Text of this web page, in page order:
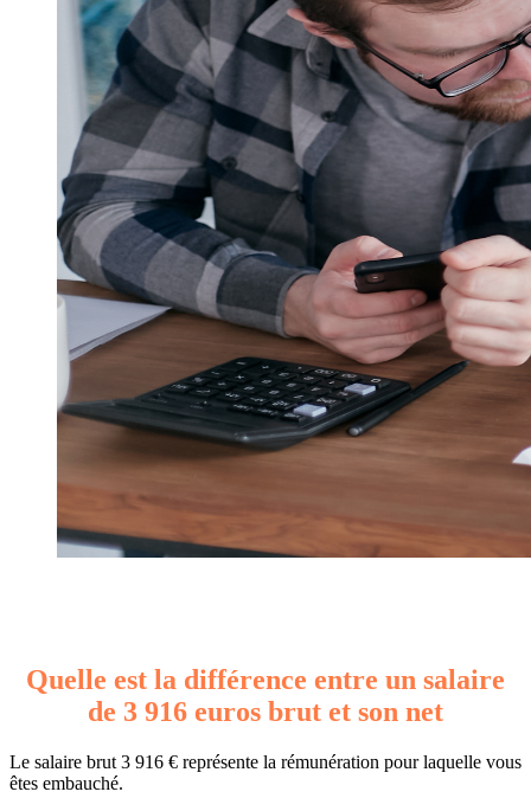
Quelle est la différence entre un salaire
de 3 916 euros brut et son net
Le salaire brut 3 916 € représente la rémunération pour laquelle vous
êtes embauché.